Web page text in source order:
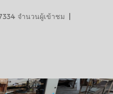
จำนวนผู้เข้าชม